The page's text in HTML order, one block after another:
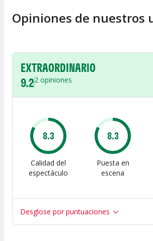
Opiniones de nuestros
EXTRAORDINARIO
9.22 opiniones
8.3
Calidad del
espectáculo
8.3
Puesta en
escena
Desglose por puntuaciones